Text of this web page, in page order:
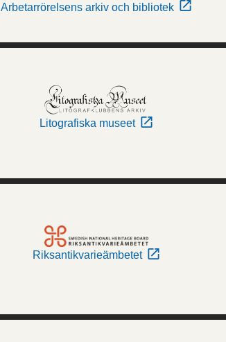
Arbetarrörelsens arkiv och bibliotek
Litografiska museet
Riksantikvarieämbetet